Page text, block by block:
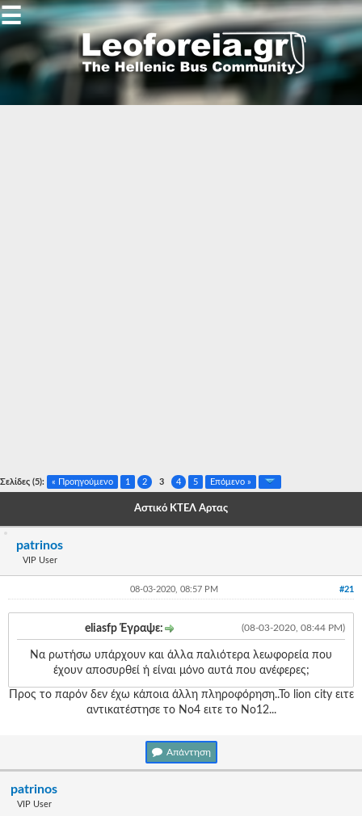
Gallery
-
-
-
-
-
-
Σύνδεση
☰
Σελίδες (5): « Προηγούμενο 1 2 3 4 5 Επόμενο »
Αστικό ΚΤΕΛ Άρτας
patrinos
VIP User
#21
08-03-2020, 08:57 PM
(08-03-2020, 08:44 PM)
eliasfp Έγραψε:
Να ρωτήσω υπάρχουν και άλλα παλιότερα λεωφορεία που
έχουν αποσυρθεί ή είναι μόνο αυτά που ανέφερες;
Προς το παρόν δεν έχω κάποια άλλη πληροφόρηση..Το lion city ειτε
αντικατέστησε το Νο4 ειτε το Νο12...
Απάντηση
patrinos
VIP User